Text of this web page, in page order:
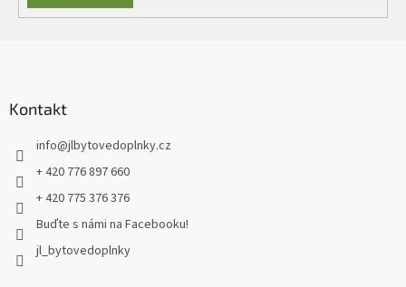
Kontakt
info@jlbytovedoplnky.cz
+ 420 776 897 660
+ 420 775 376 376
Buďte s námi na Facebooku!
jl_bytovedoplnky